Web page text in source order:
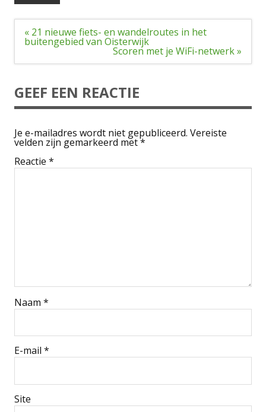
Bericht
navigatie
« 21 nieuwe fiets- en wandelroutes in het
buitengebied van Oisterwijk
Scoren met je WiFi-netwerk »
GEEF EEN REACTIE
Je e-mailadres wordt niet gepubliceerd. Vereiste
velden zijn gemarkeerd met*
Reactie *
Naam *
E-mail *
Site